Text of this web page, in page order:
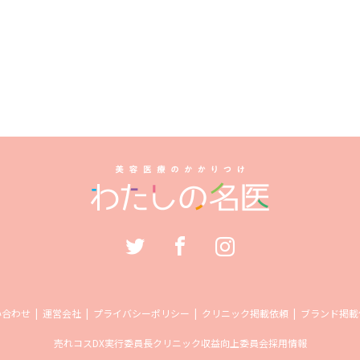
わせ 運営会社 プライバシーポリシー クリニック掲載依頼 ブランド掲
売れコスDX実行委員長クリニック収益向上委員会採用情報